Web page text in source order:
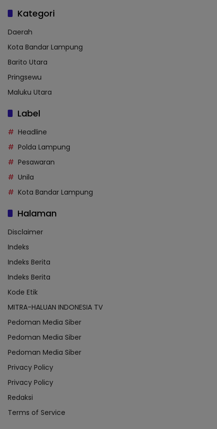
Kategori
Daerah
Kota Bandar Lampung
Barito Utara
Pringsewu
Maluku Utara
Label
Headline
Polda Lampung
Pesawaran
Unila
Kota Bandar Lampung
Halaman
Disclaimer
Indeks
Indeks Berita
Indeks Berita
Kode Etik
MITRA-HALUAN INDONESIA TV
Pedoman Media Siber
Pedoman Media Siber
Pedoman Media Siber
Privacy Policy
Privacy Policy
Redaksi
Terms of Service